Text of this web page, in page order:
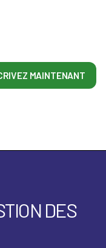
MAINTENANT
DES